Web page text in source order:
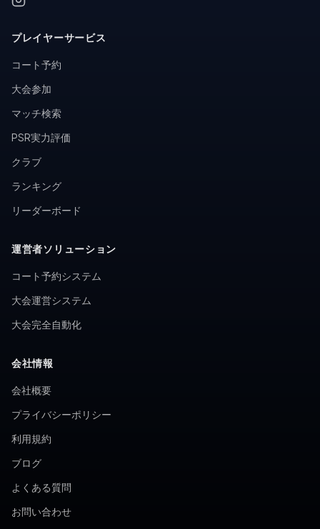
プレイヤーサービス
コート予約
大会参加
マッチ検索
PSR実力評価
クラブ
ランキング
リーダーボード
運営者ソリューション
コート予約システム
大会運営システム
大会完全自動化
会社情報
会社概要
プライバシーポリシー
利用規約
ブログ
よくある質問
お問い合わせ